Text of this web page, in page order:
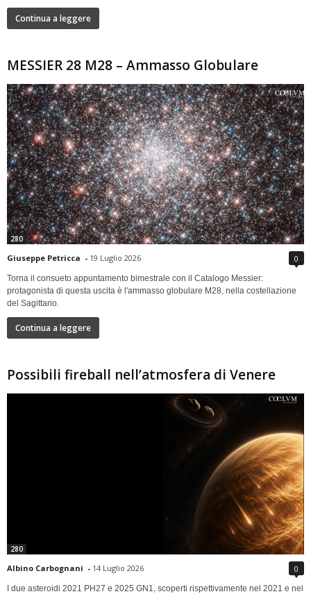
Continua a leggere
MESSIER 28 M28 – Ammasso Globulare
280
Giuseppe Petricca - 19 Luglio 2026 0
Torna il consueto appuntamento bimestrale con il Catalogo Messier:
protagonista di questa uscita è l'ammasso globulare M28, nella costellazione
del Sagittario.
Continua a leggere
Possibili fireball nell’atmosfera di Venere
280
Albino Carbognani - 14 Luglio 2026 0
I due asteroidi 2021 PH27 e 2025 GN1, scoperti rispettivamente nel 2021 e nel